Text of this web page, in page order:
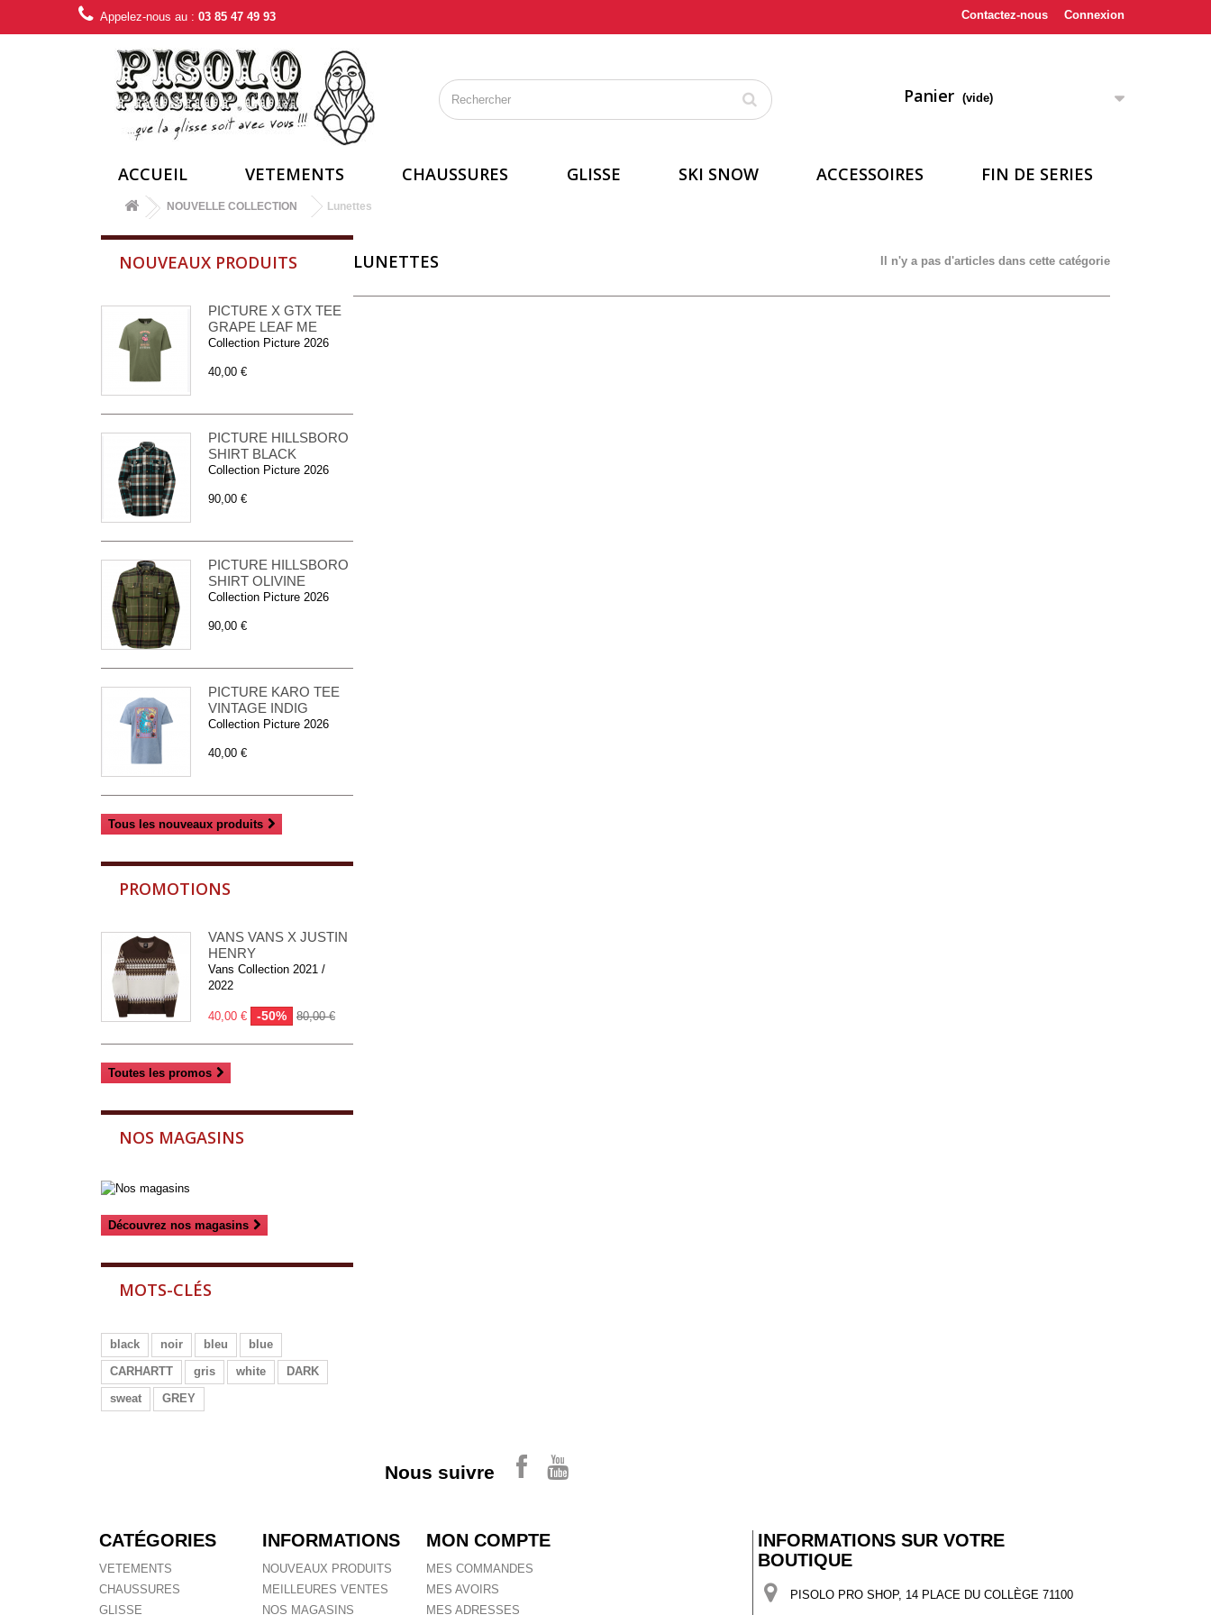
Connexion
Contactez-nous
Appelez-nous au : 03 85 47 49 93
Panier (vide)
ACCUEIL VETEMENTS CHAUSSURES GLISSE SKI SNOW ACCESSOIRES FIN DE SERIES
NOUVELLE COLLECTION Lunettes
NOUVEAUX PRODUITS
PICTURE X GTX TEE
GRAPE LEAF ME
Collection Picture 2026
40,00 €
PICTURE HILLSBORO
SHIRT BLACK
Collection Picture 2026
90,00 €
PICTURE HILLSBORO
SHIRT OLIVINE
Collection Picture 2026
90,00 €
PICTURE KARO TEE
VINTAGE INDIG
Collection Picture 2026
40,00 €
Tous les nouveaux produits
PROMOTIONS
VANS VANS X JUSTIN
HENRY
Vans Collection 2021 /
2022
40,00 € -50% 80,00 €
Toutes les promos
NOS MAGASINS
Découvrez nos magasins
MOTS-CLÉS
black noir bleu
blue
CARHARTT
gris white
DARK
sweat
GREY
LUNETTES Il n'y a pas d'articles dans cette catégorie
Nous suivre
CATÉGORIES
VETEMENTS
CHAUSSURES
GLISSE
INFORMATIONS
NOUVEAUX PRODUITS
MEILLEURES VENTES
NOS MAGASINS
MON COMPTE
MES COMMANDES
MES AVOIRS
MES ADRESSES
INFORMATIONS SUR VOTRE
BOUTIQUE
PISOLO PRO SHOP, 14 PLACE DU COLLÈGE 71100